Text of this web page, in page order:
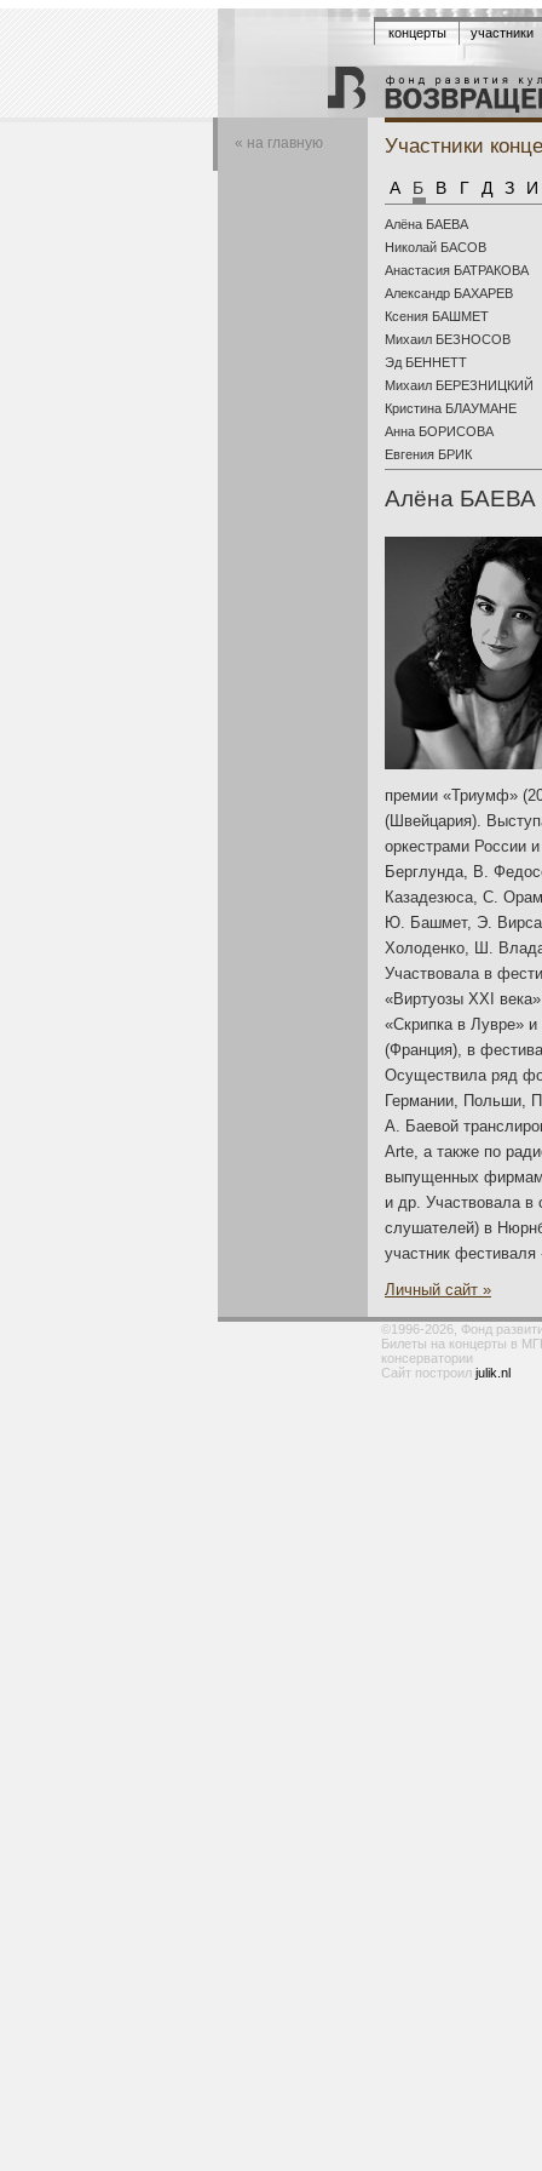
концерты участники
« на главную Участники
А Б В Г Д З И
Алёна БАЕВА
Николай БАСОВ
Анастасия БАТРАКОВА
Александр БАХАРЕВ
Ксения БАШМЕТ
Михаил БЕЗНОСОВ
Эд БЕННЕТТ
Михаил БЕРЕЗНИЦКИЙ
Кристина БЛАУМАНЕ
Анна БОРИСОВА
Евгения БРИК
Алёна БАЕВА
премии «Триумф»
(Швейцария).
оркестрами России
Берглунда, В.
Казадезюса, С.
Ю. Башмет, Э.
Холоденко, Ш.
Участвовала в
«Виртуозы XXI
«Скрипка в Лувре»
(Франция), в
Осуществила ряд
Германии, Польши,
А. Баевой
Arte, а также по
выпущенных
и др. Участвовала
слушателей) в
участник
Личный сайт »
©1996-2026, Фонд
Билеты на концерты в
консерватории
Сайт построил julik.nl